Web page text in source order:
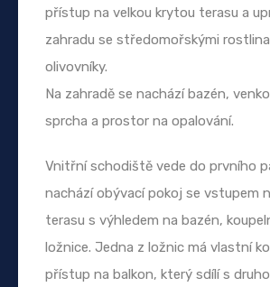
přístup na velkou krytou terasu a
zahradu se středomořskými
olivovníky.
Na zahradě se nachází bazén,
sprcha a prostor na opalování.
Vnitřní schodiště vede do prvního
nachází obývací pokoj se vstupem
terasu s výhledem na bazén,
ložnice. Jedna z ložnic má vlastní
přístup na balkon, který sdílí s